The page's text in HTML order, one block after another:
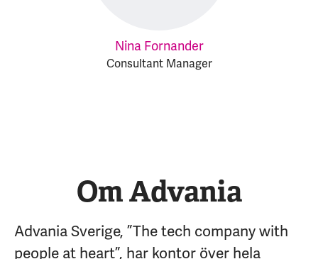
Nina Fornander
Consultant Manager
Om Advania
Advania Sverige, ”The tech company with
people at heart”, har kontor över hela